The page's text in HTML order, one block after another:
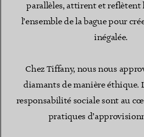
parallèles, attirent et reflètent
l’ensemble de la bague pour
inégalée.
Chez Tiffany, nous nous
diamants de manière éthique.
responsabilité sociale sont au
pratiques